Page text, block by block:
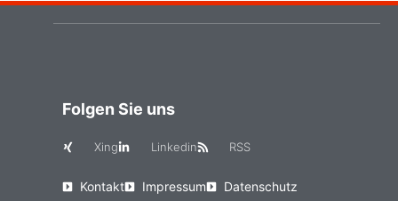
Folgen Sie uns
Xing Linkedin RSS
Kontakt Impressum
Datenschutz